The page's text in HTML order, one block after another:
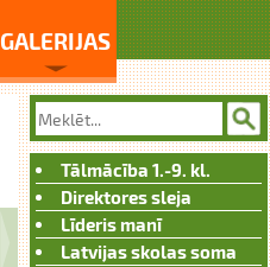
GALERIJAS
Tālmācība 1.-9. kl.
Direktores sleja
Līderis manī
Latvijas skolas soma